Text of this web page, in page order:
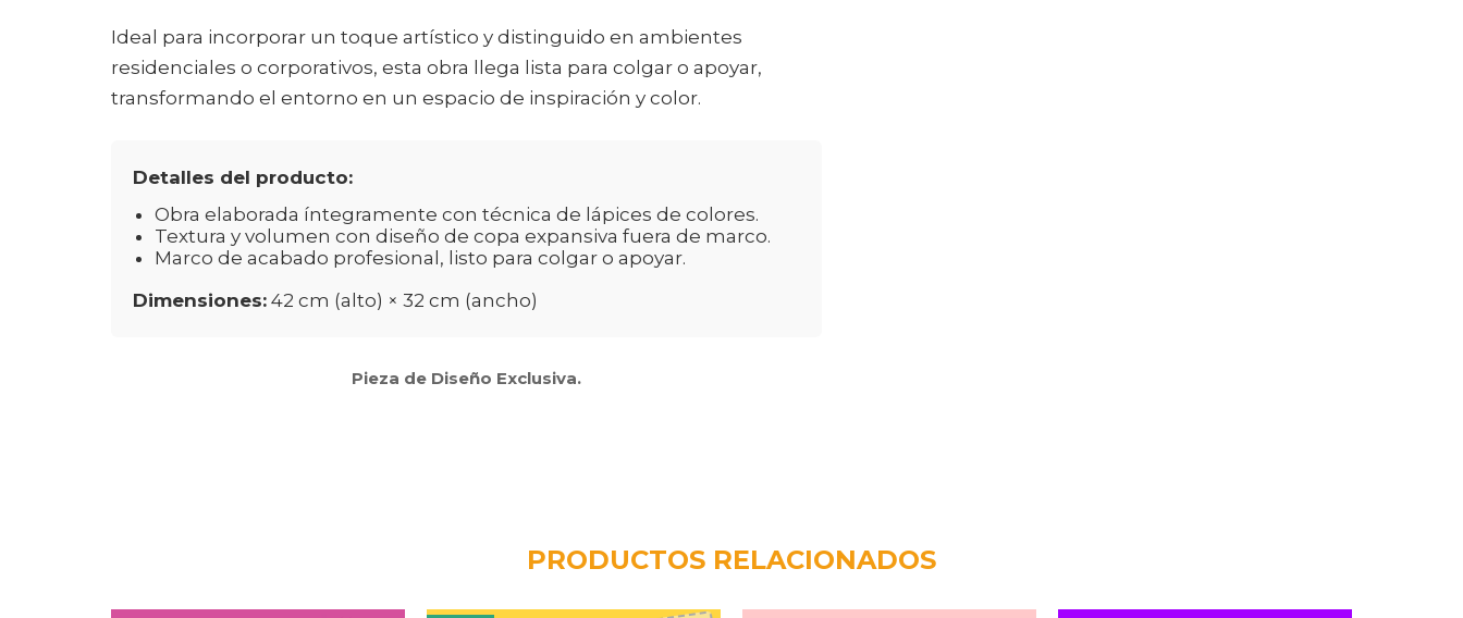
Ideal para incorporar un toque artístico y distinguido en ambientes
residenciales o corporativos, esta obra llega lista para colgar o apoyar,
transformando el entorno en un espacio de inspiración y color.
Detalles del producto:
Obra elaborada íntegramente con técnica de lápices de colores.
Textura y volumen con diseño de copa expansiva fuera de marco.
Marco de acabado profesional, listo para colgar o apoyar.
Dimensiones: 42 cm (alto) × 32 cm (ancho)
Pieza de Diseño Exclusiva.
PRODUCTOS RELACIONADOS